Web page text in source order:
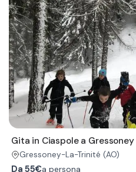
Gita in Ciaspole a
Gressoney-La-Trinité (AO)
Da 55€a persona